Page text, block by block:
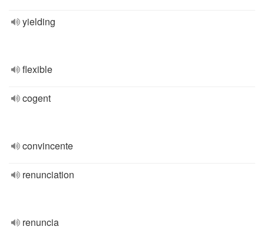
yielding
flexible
cogent
convincente
renunciation
renuncia